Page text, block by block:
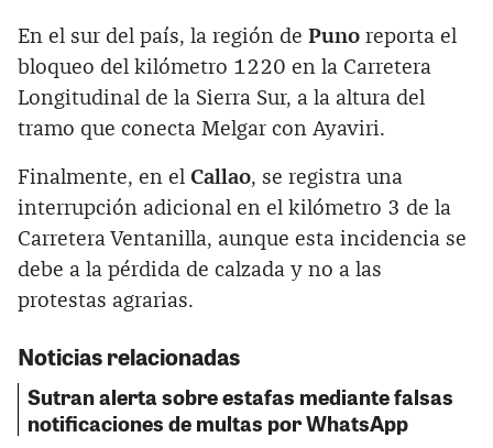
En el sur del país, la región de Puno reporta el
bloqueo del kilómetro 1220 en la Carretera
Longitudinal de la Sierra Sur, a la altura del
tramo que conecta Melgar con Ayaviri.
Finalmente, en el Callao, se registra una
interrupción adicional en el kilómetro 3 de la
Carretera Ventanilla, aunque esta incidencia se
debe a la pérdida de calzada y no a las
protestas agrarias.
Noticias relacionadas
Sutran alerta sobre estafas mediante falsas
notificaciones de multas por WhatsApp